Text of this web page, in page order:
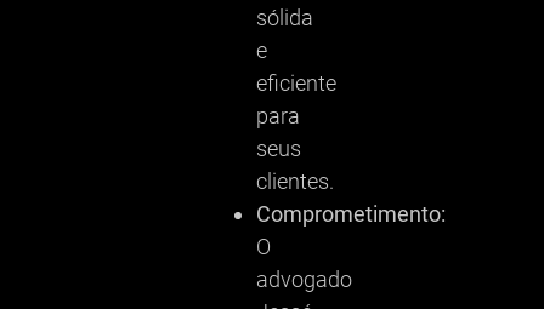
sólida
e
eficiente
para
seus
clientes.
Comprometimento:
O
advogado